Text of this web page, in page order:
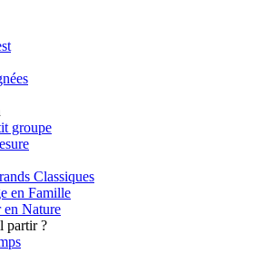
groupe
Classiques
en Famille
en Nature
partir ?